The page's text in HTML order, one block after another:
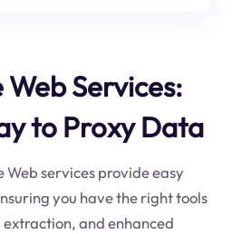
Services:
to Proxy Data
Web services provide easy
you have the right tools
and enhanced